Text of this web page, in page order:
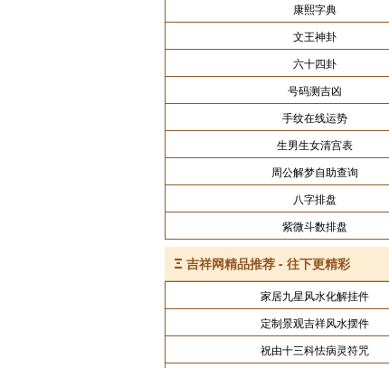
康熙字典
文王神卦
六十四卦
号码测吉凶
手纹在线运势
生男生女清宫表
周公解梦自助查询
八字排盘
紫微斗数排盘
Ξ 吉祥网精品推荐 - 往下更精彩
家居九星风水化解挂件
定制景观吉祥风水摆件
祝由十三科怯病灵符咒